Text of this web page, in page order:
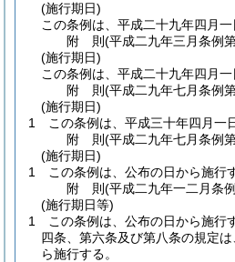
(施行期日)
この条例は、平成二十九年四月一
附 則(平成二九年三月条例
(施行期日)
この条例は、平成二十九年四月一
附 則(平成二九年七月条例
(施行期日)
1
この条例は、平成三十年四月一
附 則(平成二九年七月条例
(施行期日)
1
この条例は、公布の日から施行
附 則(平成二九年一二月条
(施行期日等)
1
この条例は、公布の日から施行
四条、第六条及び第八条の規定
ら施行する。